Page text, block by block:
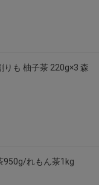
も 柚子茶 220g×3 森
950g/れもん茶1kg